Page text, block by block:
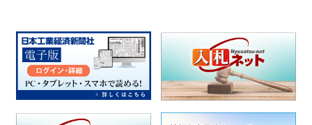
て県が選定していた46カ所のうち、自然条件や建設条件など
から第２次整備可能地として13カ所に絞り込んだことを了
承。
https://www.nikoukei.co.jp/kijidetail/00400260
〔群馬〕
◆＜群馬県＞県渋川森林事務所は棚下地内で谷止工を２０２